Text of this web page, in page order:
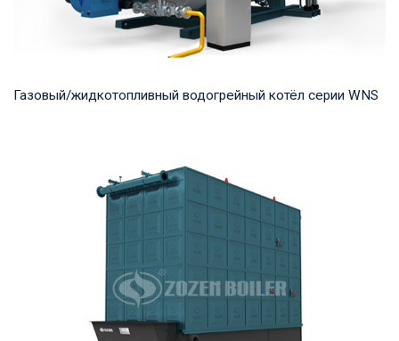
Газовый/жидкотопливный водогрейный котёл серии WNS
мощность продукта: 0,7-14 МВт Температура...